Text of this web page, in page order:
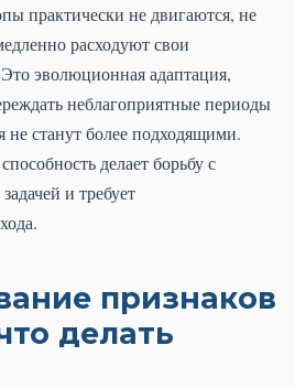
практически не двигаются, не
расходуют свои
эволюционная адаптация,
неблагоприятные периоды
не станут более подходящими.
делает борьбу с
и требует
признаков
делать